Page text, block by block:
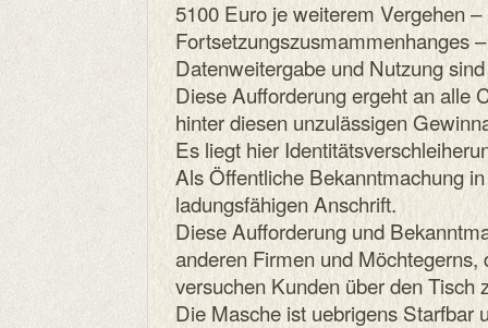
5100 Euro je weiterem Vergehen
Fortsetzungszusmammenhanges
Datenweitergabe und Nutzung
Diese Aufforderung ergeht an alle
hinter diesen unzulässigen
Es liegt hier
Als Öffentliche Bekanntmachung
ladungsfähigen Anschrift.
Diese Aufforderung und
anderen Firmen und
versuchen Kunden über den Tisch
Die Masche ist uebrigens Starfbar